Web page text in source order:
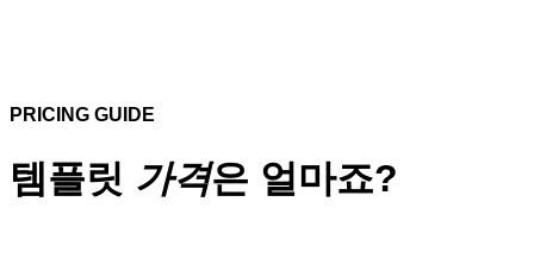
PRICING GUIDE
템플릿 가격은 얼마죠?